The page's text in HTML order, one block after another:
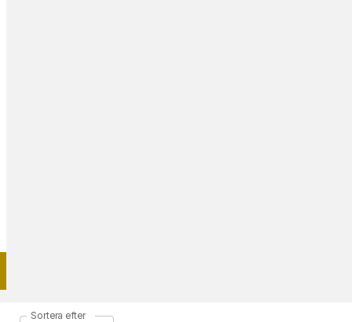
Sortera efter